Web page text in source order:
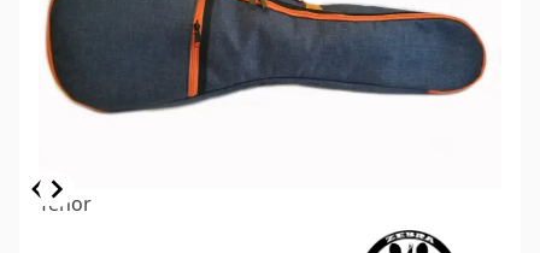
Item
Tenor